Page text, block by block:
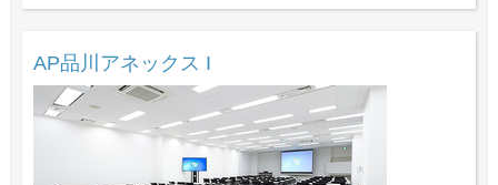
AP品川アネックス I